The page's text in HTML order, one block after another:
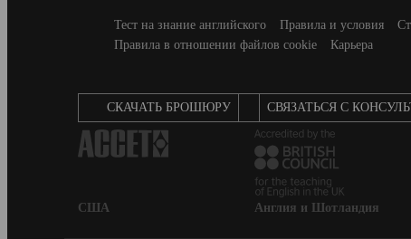
SecondaryТест на знание английского Правила и условия
Правила в отношении файлов cookie
Карьера
CКАЧАТЬ БРОШЮРУ СВЯЗАТЬСЯ С
США Англия и Шотландия